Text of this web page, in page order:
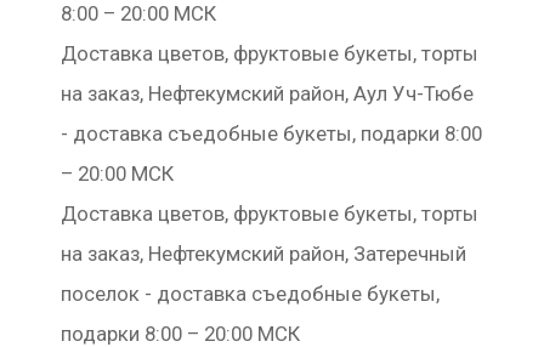
8:00 – 20:00 МСК
Доставка цветов, фруктовые букеты, торты
на заказ, Нефтекумский район, Аул Уч-Тюбе
- доставка съедобные букеты, подарки 8:00
– 20:00 МСК
Доставка цветов, фруктовые букеты, торты
на заказ, Нефтекумский район, Затеречный
поселок - доставка съедобные букеты,
подарки 8:00 – 20:00 МСК